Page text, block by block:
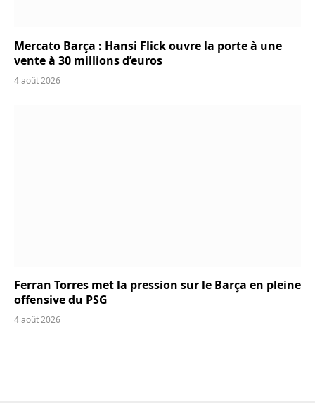
Mercato Barça : Hansi Flick ouvre la porte à une
vente à 30 millions d’euros
4 août 2026
Ferran Torres met la pression sur le Barça en pleine
offensive du PSG
4 août 2026